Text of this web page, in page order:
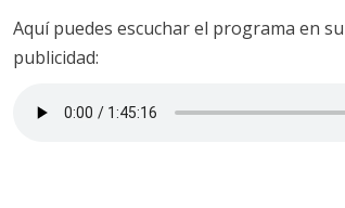
Aquí puedes escuchar el programa en
publicidad: